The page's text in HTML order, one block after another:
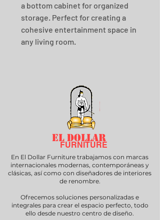
a bottom cabinet for organized
storage. Perfect for creating a
cohesive entertainment space in
any living room.
EL DOLLAR
FURNITURE
En El Dollar Furniture trabajamos con marcas
internacionales modernas, contemporáneas y
clásicas, así como con diseñadores de interiores
de renombre.
Ofrecemos soluciones personalizadas e
integrales para crear el espacio perfecto, todo
ello desde nuestro centro de diseño.